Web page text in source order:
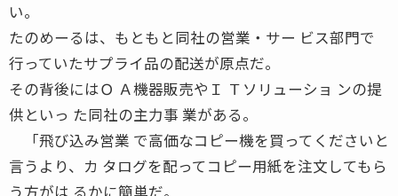
い。
たのめーるは、もともと同社の営業・サー ビス部門で
行っていたサプライ品の配送が原点だ。
その背後にはＯ Ａ機器販売やＩ Ｔソリューショ ンの提
供といっ た同社の主力事 業がある。
「飛び込み営業 で高価なコピー機を買ってくださいと
言うより、カ タログを配ってコピー用紙を注文してもら
う方がは るかに簡単だ。